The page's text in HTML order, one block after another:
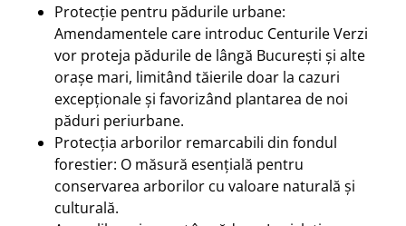
Protecție pentru pădurile urbane:
Amendamentele care introduc Centurile Verzi
vor proteja pădurile de lângă București și alte
orașe mari, limitând tăierile doar la cazuri
excepționale și favorizând plantarea de noi
păduri periurbane.
Protecția arborilor remarcabili din fondul
forestier: O măsură esențială pentru
conservarea arborilor cu valoare naturală și
culturală.